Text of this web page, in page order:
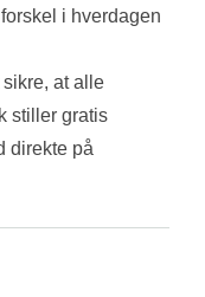
i hverdagen
at alle
stiller gratis
direkte på